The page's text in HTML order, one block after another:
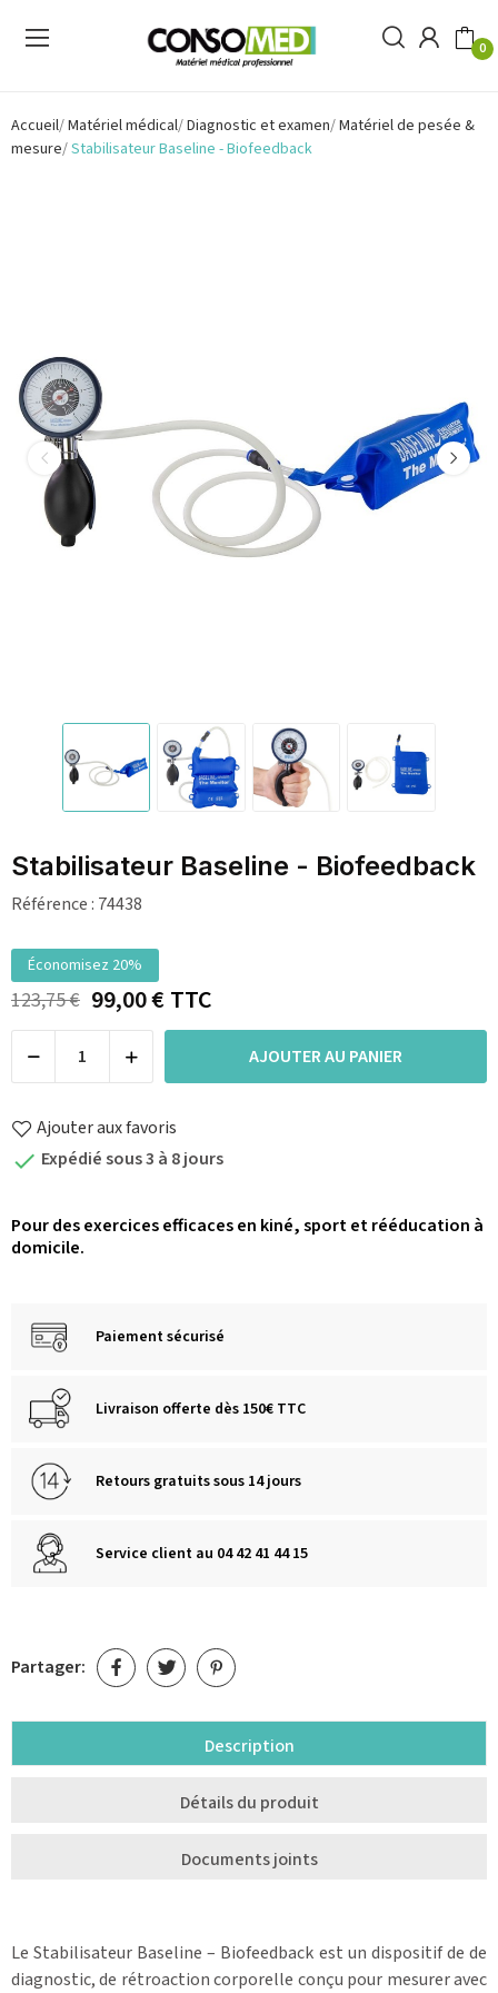
0
Accueil Matériel médical Diagnostic et examen Matériel de pesée &
mesure Stabilisateur Baseline - Biofeedback
Stabilisateur Baseline - Biofeedback
Référence : 74438
Économisez 20%
123,75 € 99,00 €TTC
AJOUTER AU PANIER
Ajouter aux favoris
 Expédié sous 3 à 8 jours
Pour des exercices efficaces en kiné, sport et rééducation à
domicile.
Paiement sécurisé
Livraison offerte dès 150€ TTC
Retours gratuits sous 14 jours
Service client au 04 42 41 44 15
Partager:
Description
Détails du produit
Documents joints
Le Stabilisateur Baseline – Biofeedback est un dispositif de de
diagnostic, de rétroaction corporelle conçu pour mesurer avec